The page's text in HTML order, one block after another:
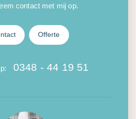
contact met mij op.
Offerte
0348 - 44 19 51